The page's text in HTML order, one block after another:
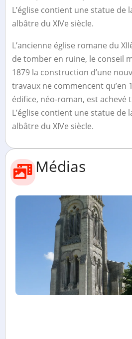
L’église contient une statue de
albâtre du XIVe siècle.
L’ancienne église romane du
de tomber en ruine, le conseil
1879 la construction d’une
travaux ne commencent qu’en
édifice, néo-roman, est achevé
L’église contient une statue de
albâtre du XIVe siècle.
Médias